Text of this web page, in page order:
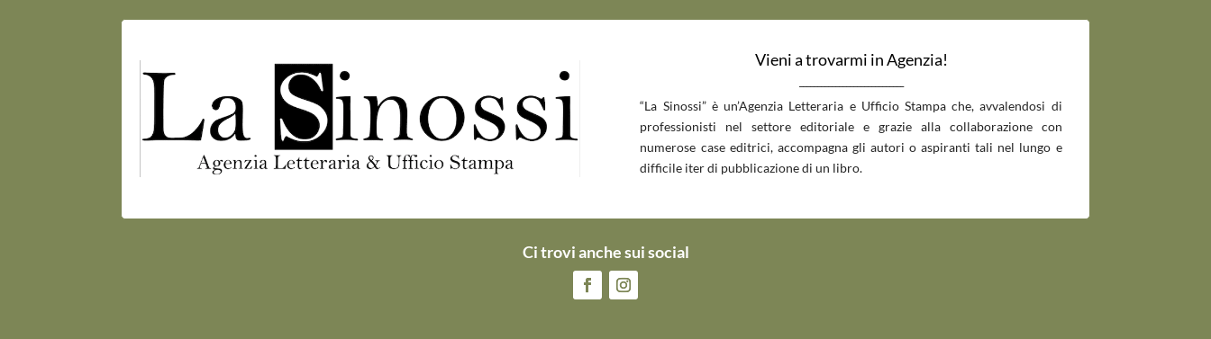
Vieni a trovarmi in Agenzia!
“La Sinossi” è un’Agenzia Letteraria e Ufficio Stampa che, avvalendosi di
professionisti nel settore editoriale e grazie alla collaborazione con
numerose case editrici, accompagna gli autori o aspiranti tali nel lungo e
difficile iter di pubblicazione di un libro.
Ci trovi anche sui social